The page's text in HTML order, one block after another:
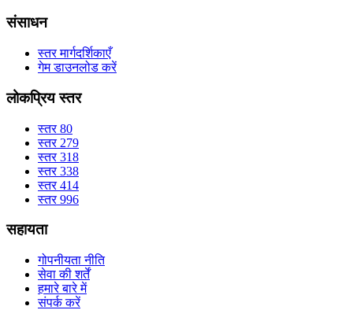
संसाधन
स्तर मार्गदर्शिकाएँ
गेम डाउनलोड करें
लोकप्रिय स्तर
स्तर 80
स्तर 279
स्तर 318
स्तर 338
स्तर 414
स्तर 996
सहायता
गोपनीयता नीति
सेवा की शर्तें
हमारे बारे में
संपर्क करें